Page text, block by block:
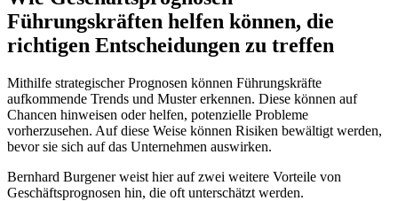
Führungskräften helfen können, die
richtigen Entscheidungen zu treffen
Mithilfe strategischer Prognosen können Führungskräfte
aufkommende Trends und Muster erkennen. Diese können auf
Chancen hinweisen oder helfen, potenzielle Probleme
vorherzusehen. Auf diese Weise können Risiken bewältigt werden,
bevor sie sich auf das Unternehmen auswirken.
Bernhard Burgener weist hier auf zwei weitere Vorteile von
Geschäftsprognosen hin, die oft unterschätzt werden.